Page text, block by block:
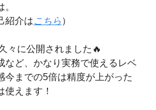
紹介はこちら ）
々に公開されました🔥
など、かなり実務で使えるレベ
今までの5倍は精度が上がった
えます！